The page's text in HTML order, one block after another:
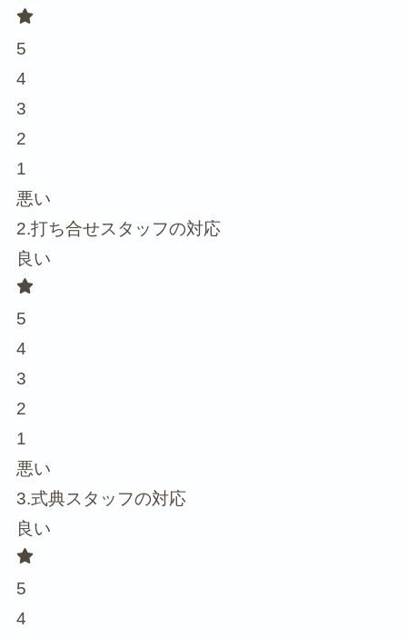
5
4
3
2
1
悪い
2.打ち合せスタッフの対応
良い
5
4
3
2
1
悪い
3.式典スタッフの対応
良い
5
4